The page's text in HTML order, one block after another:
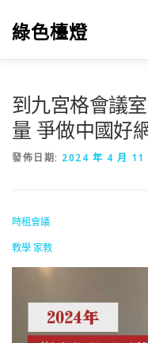
綠色檯燈
到九宮格會議
量 爭做中國好
發佈日期: 2024 年 4 月 11
時租會議
教學 家教